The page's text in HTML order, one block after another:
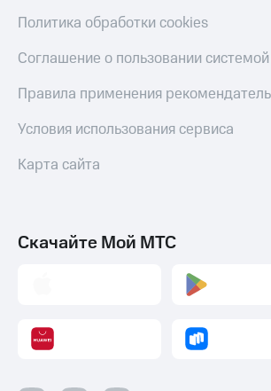
Политика обработки cookies
Соглашение о пользовании системой
Правила применения
Условия использования сервиса
Карта сайта
Скачайте Мой МТС